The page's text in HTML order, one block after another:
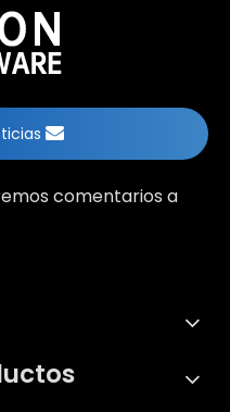
comentarios a